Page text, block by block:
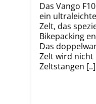
Das Vango
ein
Zelt, das
Bikepacking
Das
Zelt wird
Zeltstangen [..]